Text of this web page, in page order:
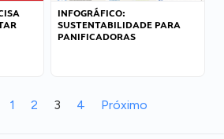
INFOGRÁFICO:
SUSTENTABILIDADE PARA
PANIFICADORAS
1 2 3 4 Próximo